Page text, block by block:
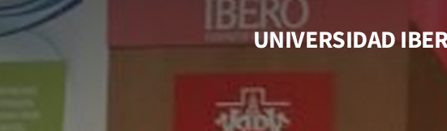
UNIVERSIDAD